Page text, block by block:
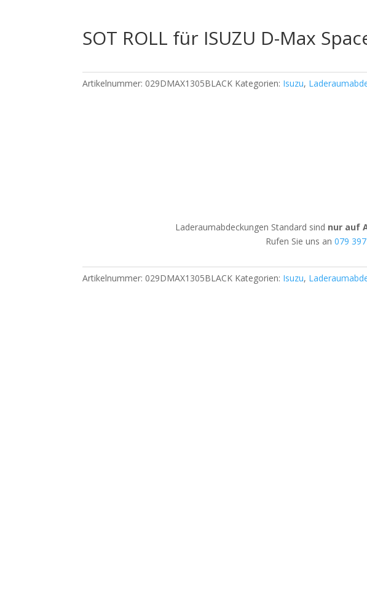
SOT ROLL für ISUZU D-Max
Artikelnummer: 029DMAX1305BLACK Kategorien: Isuzu,
Laderaumabdeckungen Standard sind nur auf
Rufen Sie uns an 079
Artikelnummer: 029DMAX1305BLACK Kategorien: Isuzu,